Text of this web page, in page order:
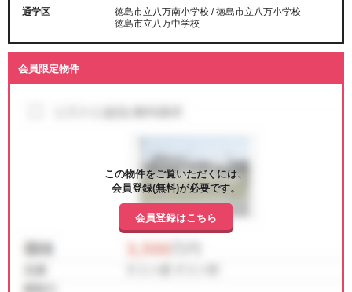
通学区
徳島市立八万南小学校 / 徳島市立八万小学校
徳島市立八万中学校
会員限定物件
この物件をご覧いただくには、
会員登録(無料)が必要です。
会員登録はこちら